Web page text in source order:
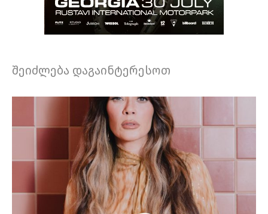
შეიძლება დაგაინტერესოთ